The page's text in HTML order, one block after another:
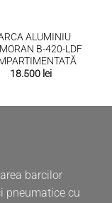
ALUMINIU
B-420-LDF
18.500 lei
barcilor
pneumatice cu